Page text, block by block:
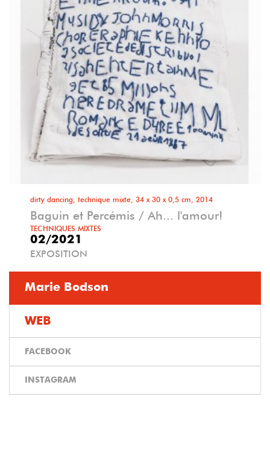
dirty dancing, technique mixte, 34 x 30 x 0,5 cm, 2014
Baguin et Percémis / Ah... l'amour!
TECHNIQUES MIXTES
02/2021
EXPOSITION
Marie Bodson
WEB
FACEBOOK
INSTAGRAM